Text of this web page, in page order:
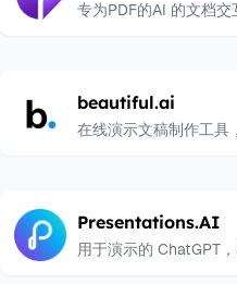
专为PDF的AI 的文档交
beautiful.ai
在线演示文稿制作工具
Presentations.AI
用于演示的 ChatGPT